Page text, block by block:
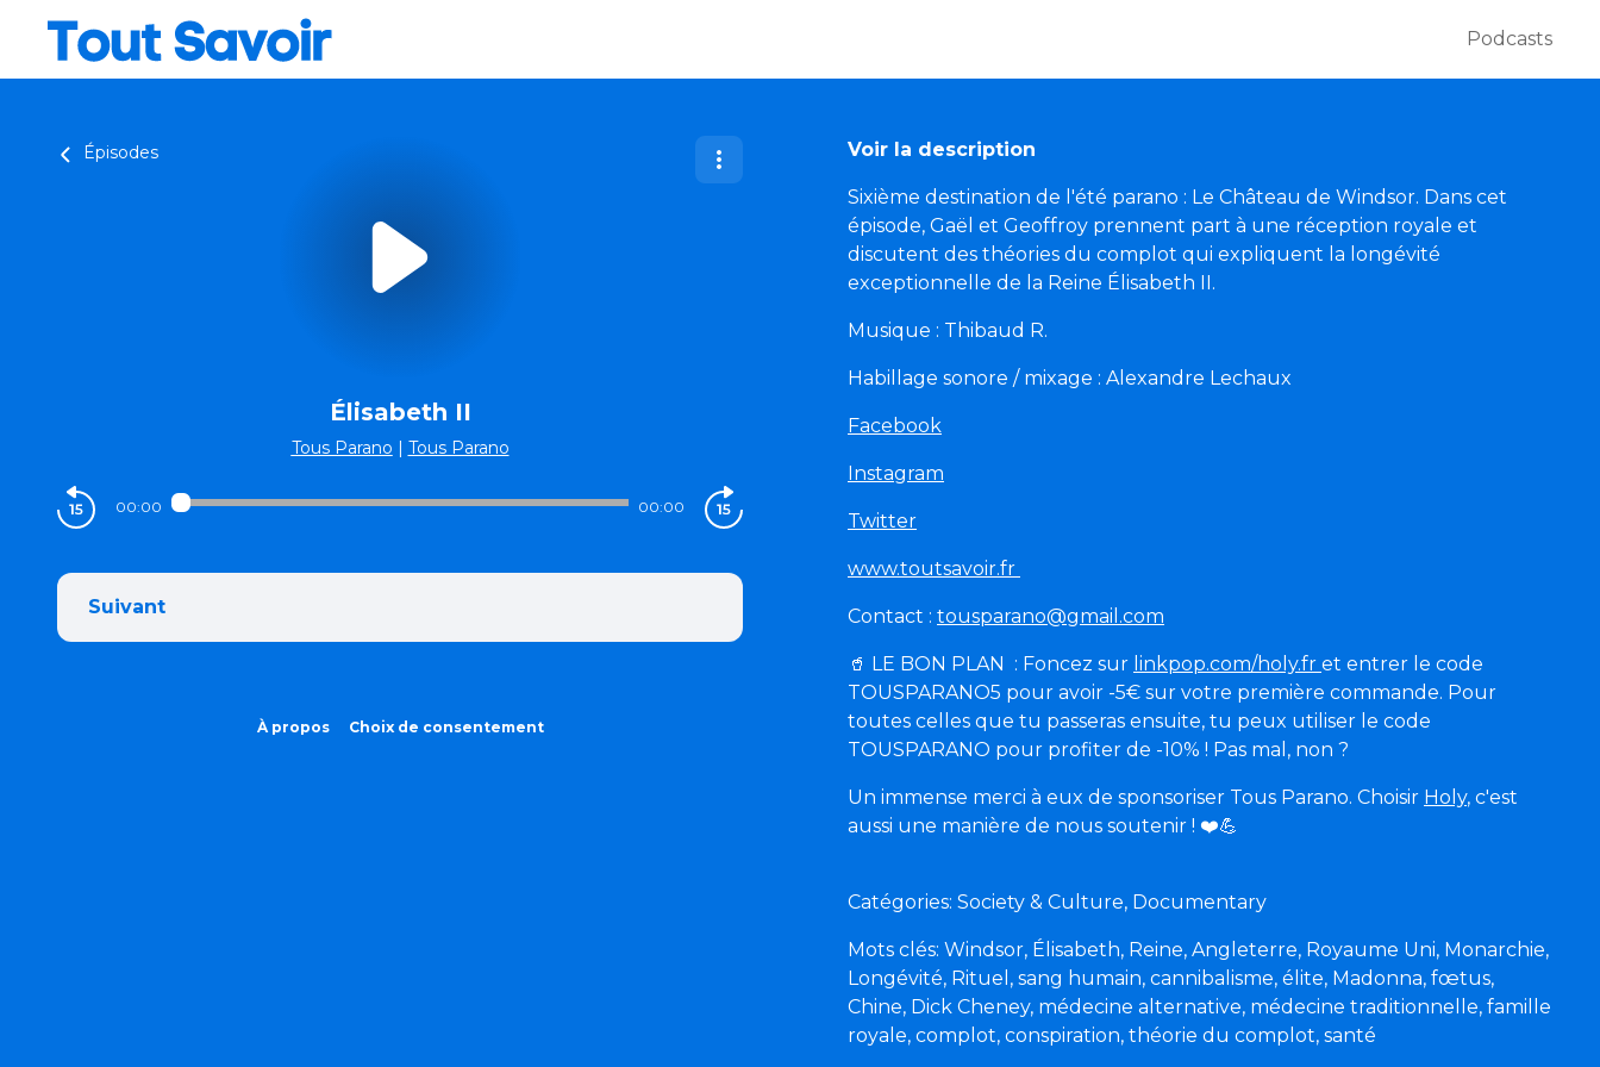
Podcasts
Épisodes
Élisabeth II
Tous Parano | Tous Parano
00:00 00:00
Suivant
À propos Choix de consentement
Voir la description
Sixième destination de l'été parano : Le Château de Windsor. Dans cet
épisode, Gaël et Geoffroy prennent part à une réception royale et
discutent des théories du complot qui expliquent la longévité
exceptionnelle de la Reine Élisabeth II.
Musique : Thibaud R.
Habillage sonore / mixage : Alexandre Lechaux
Facebook
Instagram
Twitter
www.toutsavoir.fr
Contact : tousparano@gmail.com
🥤 LE BON PLAN : Foncez sur linkpop.com/holy.fr et entrer le code
TOUSPARANO5 pour avoir -5€ sur votre première commande. Pour
toutes celles que tu passeras ensuite, tu peux utiliser le code
TOUSPARANO pour profiter de -10% ! Pas mal, non ?
Un immense merci à eux de sponsoriser Tous Parano. Choisir Holy, c'est
aussi une manière de nous soutenir ! ❤️💪
Catégories: Society & Culture, Documentary
Mots clés: Windsor, Élisabeth, Reine, Angleterre, Royaume Uni, Monarchie,
Longévité, Rituel, sang humain, cannibalisme, élite, Madonna, fœtus,
Chine, Dick Cheney, médecine alternative, médecine traditionnelle, famille
royale, complot, conspiration, théorie du complot, santé